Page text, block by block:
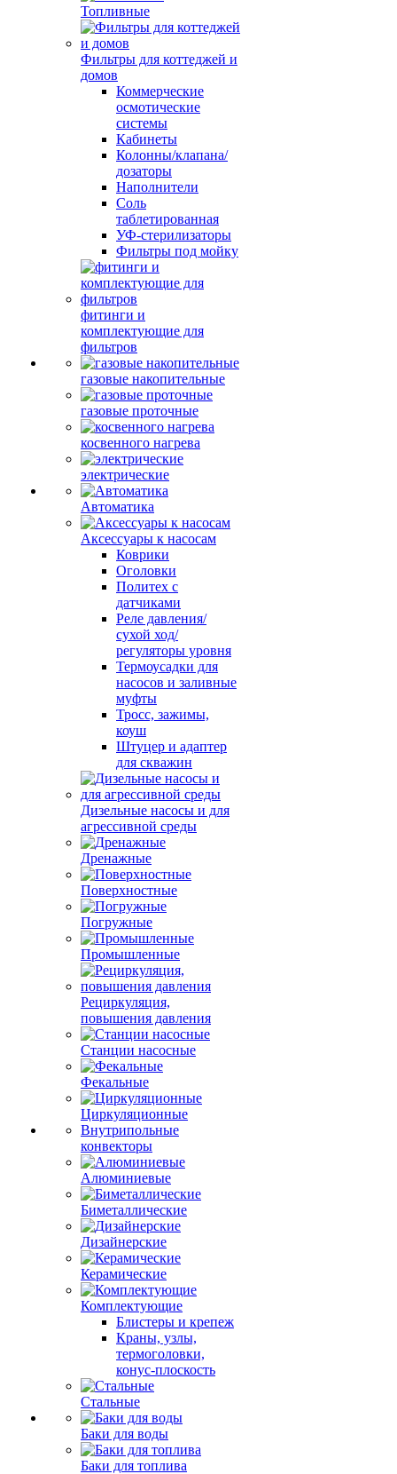
Топливные
Фильтры для коттеджей и
домов
Коммерческие
осмотические
системы
Кабинеты
Колонны/клапана/
дозаторы
Наполнители
Соль
таблетированная
УФ-стерилизаторы
Фильтры под мойку
фитинги и
комплектующие для
фильтров
газовые накопительные
газовые проточные
косвенного нагрева
электрические
Автоматика
Аксессуары к насосам
Коврики
Оголовки
Политех с
датчиками
Реле давления/
сухой ход/
регуляторы уровня
Термоусадки для
насосов и заливные
муфты
Тросс, зажимы,
коуш
Штуцер и адаптер
для скважин
Дизельные насосы и для
агрессивной среды
Дренажные
Поверхностные
Погружные
Промышленные
Рециркуляция,
повышения давления
Станции насосные
Фекальные
Циркуляционные
Внутрипольные
конвекторы
Алюминиевые
Биметаллические
Дизайнерские
Керамические
Комплектующие
Блистеры и крепеж
Краны, узлы,
термоголовки,
конус-плоскость
Стальные
Баки для воды
Баки для топлива